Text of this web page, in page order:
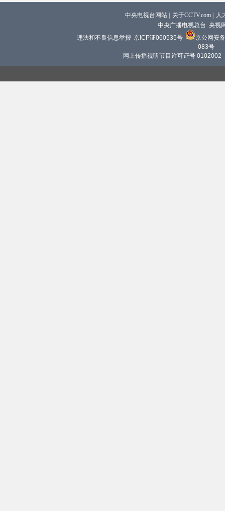
中央电视台网站 关于CCTV.com
人
中央广播电视总台 央视
违法和不良信息举报 京ICP证060535号
京公网安
083号
网上传播视听节目许可证号